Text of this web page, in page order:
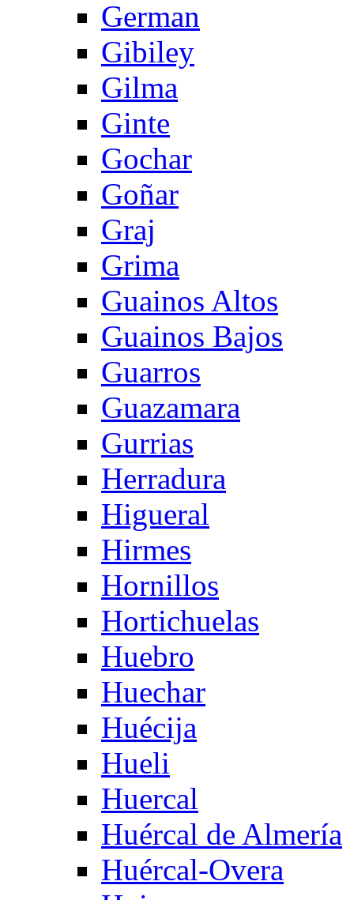
German
Gibiley
Gilma
Ginte
Gochar
Goñar
Graj
Grima
Guainos Altos
Guainos Bajos
Guarros
Guazamara
Gurrias
Herradura
Higueral
Hirmes
Hornillos
Hortichuelas
Huebro
Huechar
Huécija
Hueli
Huercal
Huércal de Almería
Huércal-Overa